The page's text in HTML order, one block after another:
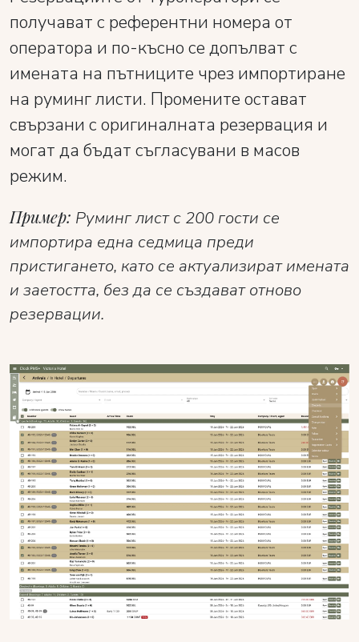
получават с референтни номера от
оператора и по-късно се допълват с
имената на пътниците чрез импортиране
на руминг листи. Промените остават
свързани с оригиналната резервация и
могат да бъдат съгласувани в масов
режим.
Пример: Руминг лист с 200 гости се
импортира една седмица преди
пристигането, като се актуализират имената
и заетостта, без да се създават отново
резервации.